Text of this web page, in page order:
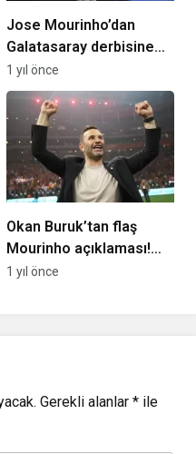
Jose Mourinho’dan
Galatasaray derbisine
farklı sistem
1 yıl önce
Okan Buruk’tan flaş
Mourinho açıklaması!
“İsmail Kartal kalsaydı
1 yıl önce
Gerekli alanlar * ile